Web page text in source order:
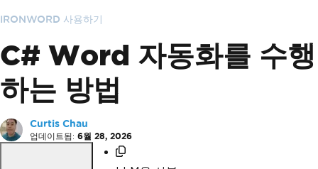
IRONWORD 사용하기
C# Word 자동화를 수행
하는 방법
Curtis Chau
업데이트됨: 6월 28, 2026